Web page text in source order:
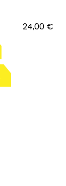
24,00 €